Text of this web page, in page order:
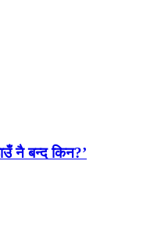
नै बन्द किन?’